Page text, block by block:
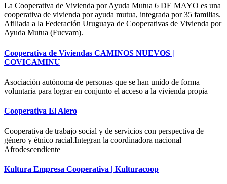
La Cooperativa de Vivienda por Ayuda Mutua 6 DE MAYO es una
cooperativa de vivienda por ayuda mutua, integrada por 35 familias.
Afiliada a la Federación Uruguaya de Cooperativas de Vivienda por
Ayuda Mutua (Fucvam).
Cooperativa de Viviendas CAMINOS NUEVOS |
COVICAMINU
Asociación autónoma de personas que se han unido de forma
voluntaria para lograr en conjunto el acceso a la vivienda propia
Cooperativa El Alero
Cooperativa de trabajo social y de servicios con perspectiva de
género y étnico racial.Integran la coordinadora nacional
Afrodescendiente
Kultura Empresa Cooperativa | Kulturacoop